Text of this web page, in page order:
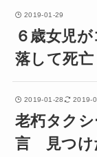
2019-01-29
６歳女児
落して死亡
2019-01-28 2019-
老朽タク
言 見つけ